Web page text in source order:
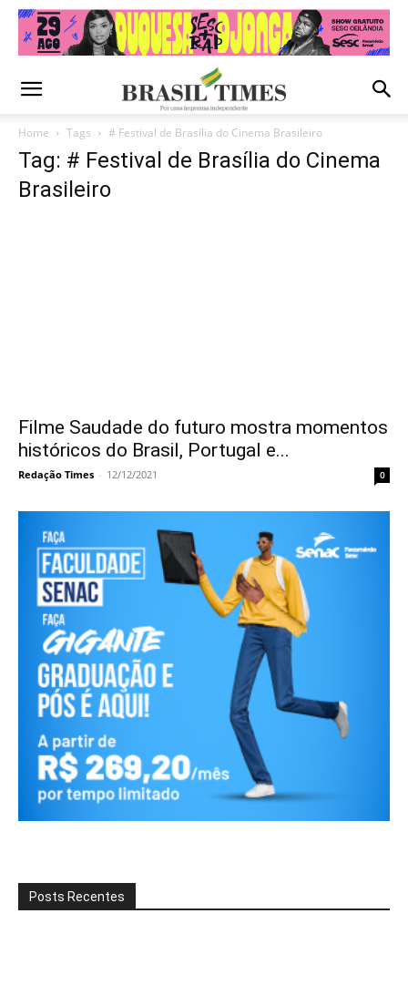
Home Tags # Festival de Brasília do Cinema Brasileiro
Tag: # Festival de Brasília do Cinema
Brasileiro
Filme Saudade do futuro mostra momentos
históricos do Brasil, Portugal e...
Redação Times - 12/12/2021 0
Posts Recentes